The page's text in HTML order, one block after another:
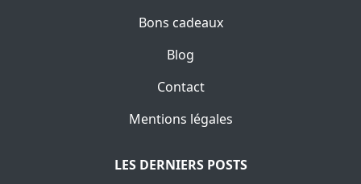
Bons cadeaux
Blog
Contact
Mentions légales
LES DERNIERS POSTS